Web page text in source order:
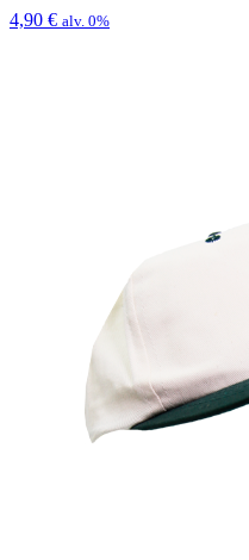
4,90 € alv. 0%